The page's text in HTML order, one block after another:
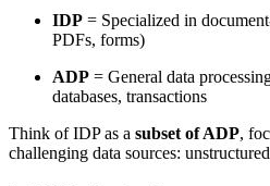
IDP = Specialized in
PDFs, forms)
ADP = General data
databases, transactions
Think of IDP as a subset of ADP,
challenging data sources: